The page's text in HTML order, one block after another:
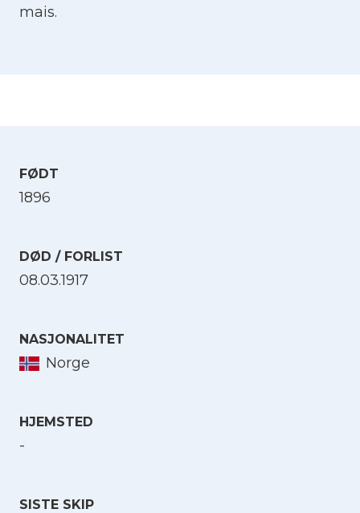
mais.
FØDT
1896
DØD / FORLIST
08.03.1917
NASJONALITET
Norge
HJEMSTED
-
SISTE SKIP